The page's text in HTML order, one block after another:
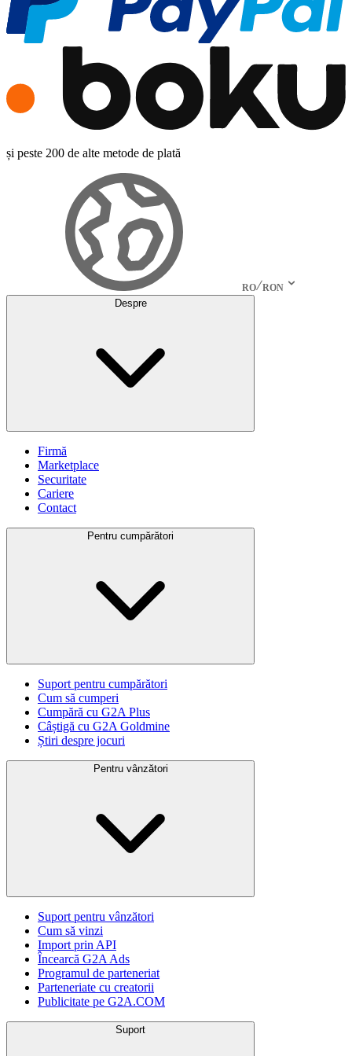
și peste 200 de alte metode de plată
RO RON
Despre
Firmă
Marketplace
Securitate
Cariere
Contact
Pentru cumpărători
Suport pentru cumpărători
Cum să cumperi
Cumpără cu G2A Plus
Câștigă cu G2A Goldmine
Știri despre jocuri
Pentru vânzători
Suport pentru vânzători
Cum să vinzi
Import prin API
Încearcă G2A Ads
Programul de parteneriat
Parteneriate cu creatorii
Publicitate pe G2A.COM
Suport